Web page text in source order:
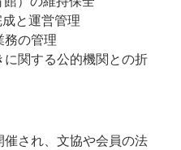
と運営管理
務の管理
関する公的機関との折
され、文協や会員の法